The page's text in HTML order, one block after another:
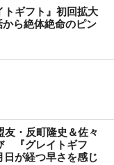
ギフト』初回拡大
ら絶体絶命のピン
・反町隆史＆佐々
『グレイトギフ
日が経つ早さを感じ